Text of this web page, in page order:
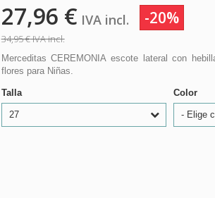
27,96 € IVA incl. -20%
34,95 €IVA incl.
Merceditas CEREMONIA escote lateral con
flores para Niñas.
Talla
27
Color
- Elige